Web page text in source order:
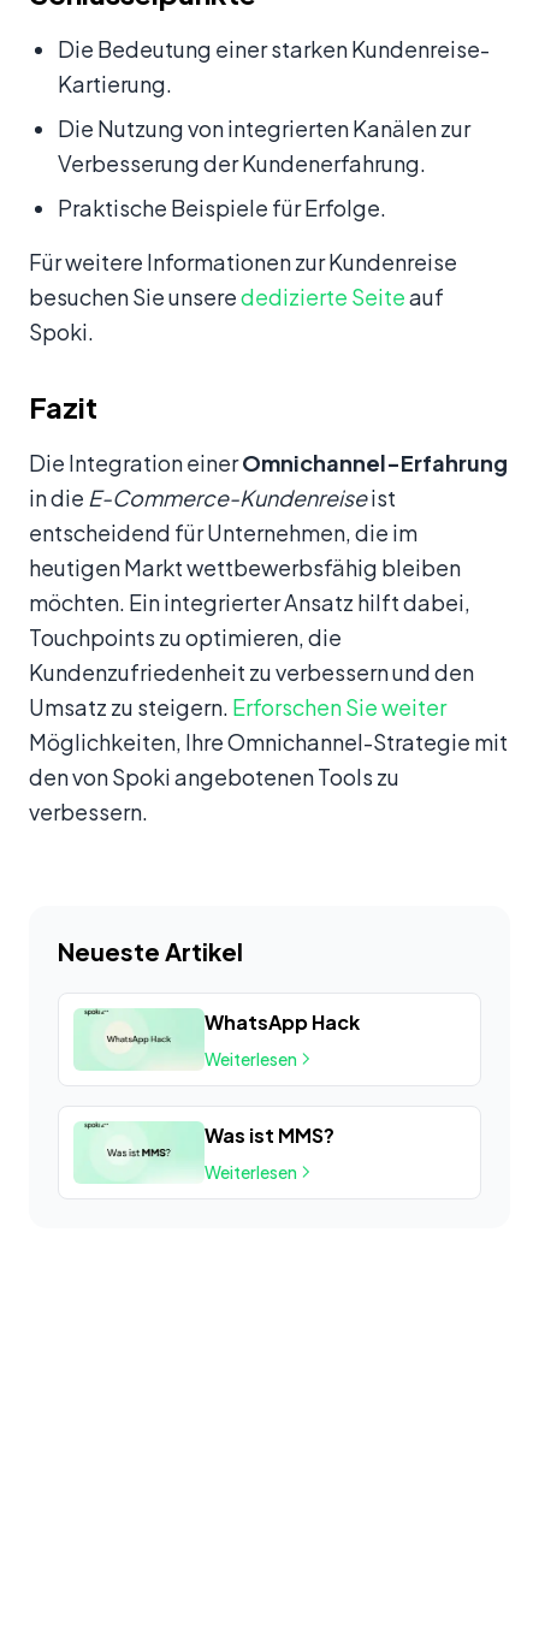
Die Bedeutung einer starken Kundenreise-
Kartierung.
Die Nutzung von integrierten Kanälen zur
Verbesserung der Kundenerfahrung.
Praktische Beispiele für Erfolge.
Für weitere Informationen zur Kundenreise
besuchen Sie unserededizierte Seiteauf
Spoki.
Fazit
Die Integration einerOmnichannel-Erfahrung
in die E-Commerce-Kundenreiseist
entscheidend für Unternehmen, die im
heutigen Markt wettbewerbsfähig bleiben
möchten. Ein integrierter Ansatz hilft dabei,
Touchpoints zu optimieren, die
Kundenzufriedenheit zu verbessern und den
Umsatz zu steigern. Erforschen Sie weiter
Möglichkeiten, Ihre Omnichannel-Strategie mit
den von Spoki angebotenen Tools zu
verbessern.
Neueste Artikel
WhatsApp Hack
Weiterlesen
Was ist MMS?
Weiterlesen